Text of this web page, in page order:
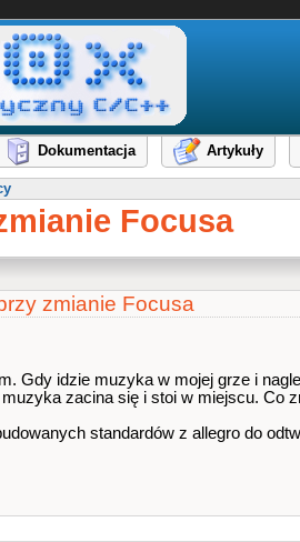
Dokumentacja Artykuły
Focusa
zmianie Focusa
Gdy idzie muzyka w mojej grze i
zacina się i stoi w miejscu. Co
standardów z allegro do